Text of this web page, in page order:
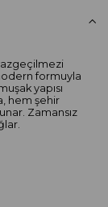
formuyla
yapısı
hem şehir
Zamansız